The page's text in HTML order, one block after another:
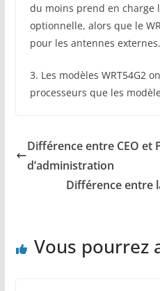
du moins prend en charge
optionnelle, alors que le
pour les antennes externes.
3. Les modèles WRT54G2
processeurs que les
Différence entre CEO et
d’administration
Différence entre
Vous pourrez